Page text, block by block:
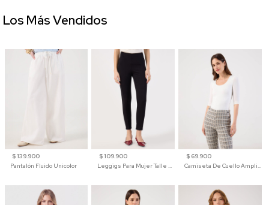
$ 139.900
Pantalón Fluido Unicolor
$ 109.900
Leggigs Para Mujer Talle Alto Liso
$ 69.900
Camiseta De Cuello Amplio Y Manga 3/4 Para Mujer
Los Más Vendidos